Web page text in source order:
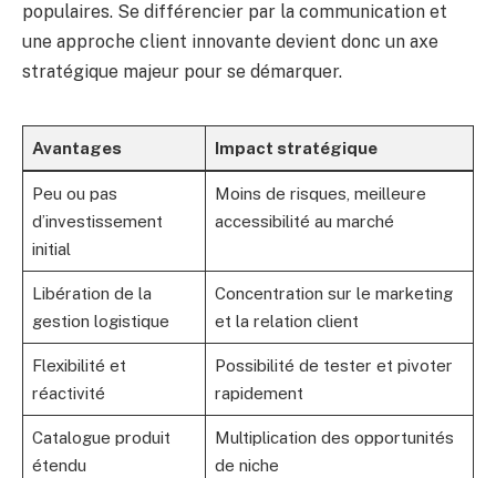
populaires. Se différencier par la communication et
une approche client innovante devient donc un axe
stratégique majeur pour se démarquer.
Avantages Impact stratégique
Peu ou pas
d’investissement
initial
Moins de risques, meilleure
accessibilité au marché
Libération de la
gestion logistique
Concentration sur le marketing
et la relation client
Flexibilité et
réactivité
Possibilité de tester et pivoter
rapidement
Catalogue produit
étendu
Multiplication des opportunités
de niche